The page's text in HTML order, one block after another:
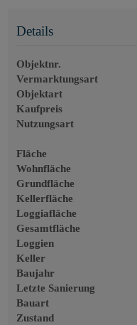
Details
Objektnr.
Vermarktungsart
Objektart
Kaufpreis
Nutzungsart
Fläche
Wohnfläche
Grundfläche
Kellerfläche
Loggiafläche
Gesamtfläche
Loggien
Keller
Baujahr
Letzte Sanierung
Bauart
Zustand